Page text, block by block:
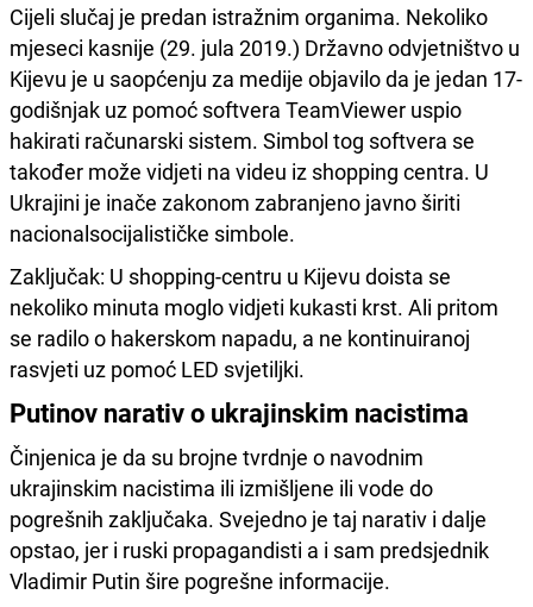
Cijeli slučaj je predan istražnim organima. Nekoliko
mjeseci kasnije (29. jula 2019.) Državno odvjetništvo u
Kijevu je u saopćenju za medije objavilo da je jedan 17-
godišnjak uz pomoć softvera TeamViewer uspio
hakirati računarski sistem. Simbol tog softvera se
također može vidjeti na videu iz shopping centra. U
Ukrajini je inače zakonom zabranjeno javno širiti
nacionalsocijalističke simbole.
Zaključak: U shopping-centru u Kijevu doista se
nekoliko minuta moglo vidjeti kukasti krst. Ali pritom
se radilo o hakerskom napadu, a ne kontinuiranoj
rasvjeti uz pomoć LED svjetiljki.
Putinov narativ o ukrajinskim nacistima
Činjenica je da su brojne tvrdnje o navodnim
ukrajinskim nacistima ili izmišljene ili vode do
pogrešnih zaključaka. Svejedno je taj narativ i dalje
opstao, jer i ruski propagandisti a i sam predsjednik
Vladimir Putin šire pogrešne informacije.